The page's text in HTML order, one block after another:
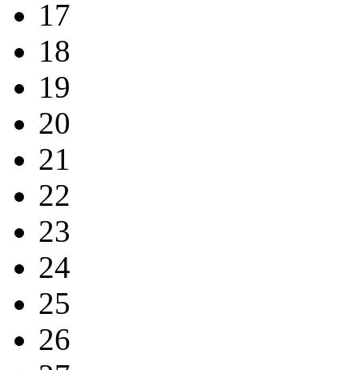
17
18
19
20
21
22
23
24
25
26